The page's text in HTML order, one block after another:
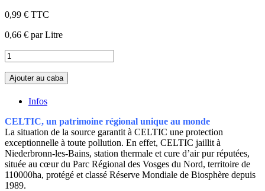
0,99 € TTC
0,66 € par Litre
Ajouter au caba
Infos
CELTIC, un patrimoine régional unique au monde
La situation de la source garantit à CELTIC une protection
exceptionnelle à toute pollution. En effet, CELTIC jaillit à
Niederbronn-les-Bains, station thermale et cure d’air pur réputées,
située au cœur du Parc Régional des Vosges du Nord, territoire de
110000ha, protégé et classé Réserve Mondiale de Biosphère depuis
1989.